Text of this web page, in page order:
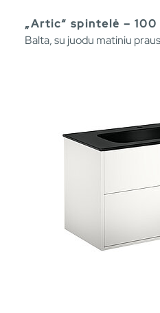
„Artic“ spintelė – 100
Balta, su juodu matiniu